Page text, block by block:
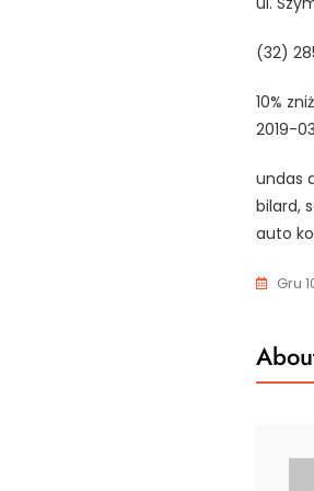
(32)
10%
2019-
undas
bilard,
auto
Gru